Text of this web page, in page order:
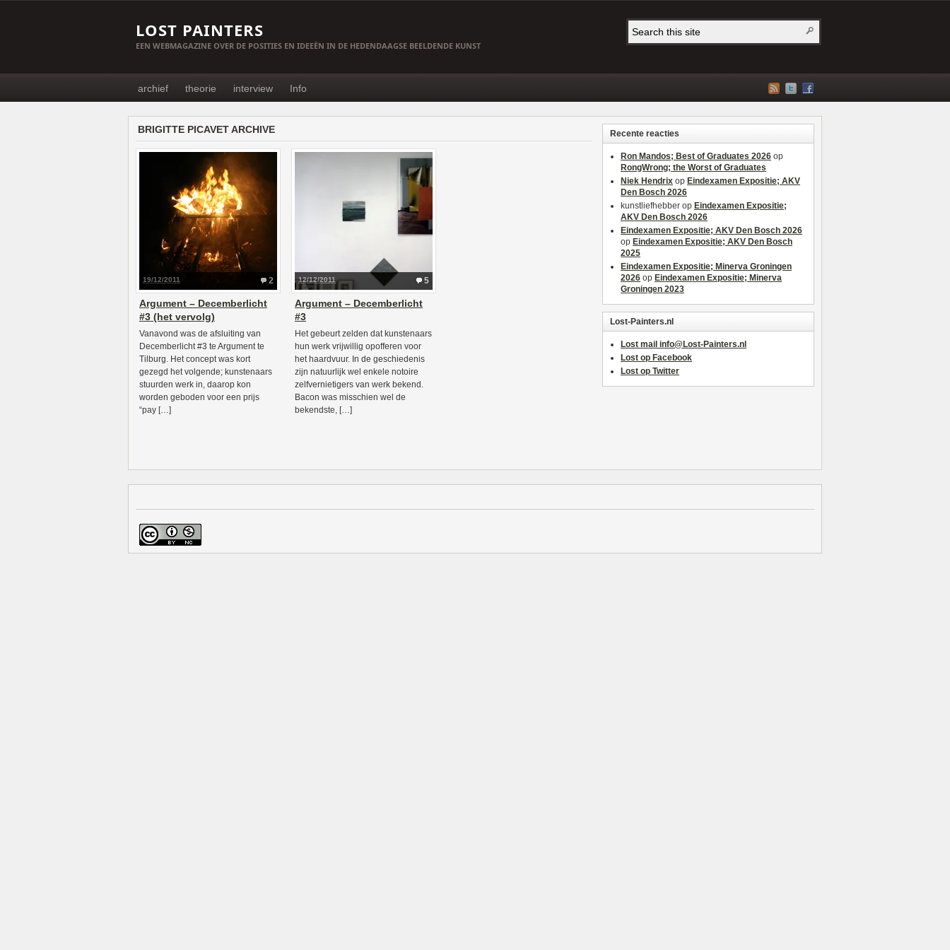
LOST PAINTERS
EEN WEBMAGAZINE OVER DE POSITIES EN IDEEËN IN DE HEDENDAAGSE BEELDENDE KUNST
archief theorie interview Info
BRIGITTE PICAVET ARCHIVE
2
19/12/2011
Argument – Decemberlicht
#3 (het vervolg)
Vanavond was de afsluiting van
Decemberlicht #3 te Argument te
Tilburg. Het concept was kort
gezegd het volgende; kunstenaars
stuurden werk in, daarop kon
worden geboden voor een prijs
“pay […]
5
12/12/2011
Argument – Decemberlicht
#3
Het gebeurt zelden dat kunstenaars
hun werk vrijwillig opofferen voor
het haardvuur. In de geschiedenis
zijn natuurlijk wel enkele notoire
zelfvernietigers van werk bekend.
Bacon was misschien wel de
bekendste, […]
Recente reacties
Ron Mandos; Best of Graduates 2026 op
RongWrong; the Worst of Graduates
Niek Hendrix op Eindexamen Expositie; AKV
Den Bosch 2026
kunstliefhebber op Eindexamen Expositie;
AKV Den Bosch 2026
Eindexamen Expositie; AKV Den Bosch 2026
op Eindexamen Expositie; AKV Den Bosch
2025
Eindexamen Expositie; Minerva Groningen
2026 op Eindexamen Expositie; Minerva
Groningen 2023
Lost-Painters.nl
Lost mail info@Lost-Painters.nl
Lost op Facebook
Lost op Twitter